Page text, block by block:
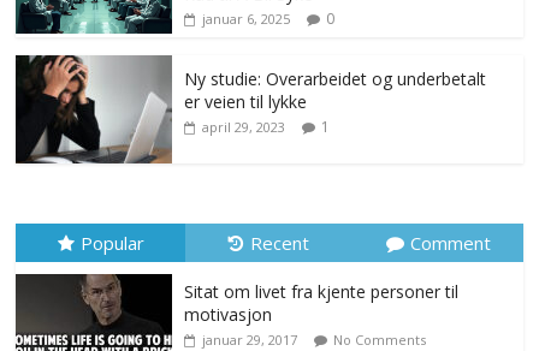
januar 6, 2025 0
Ny studie: Overarbeidet og underbetalt
er veien til lykke
april 29, 2023 1
Popular Recent Comment
Sitat om livet fra kjente personer til
motivasjon
januar 29, 2017 No Comments